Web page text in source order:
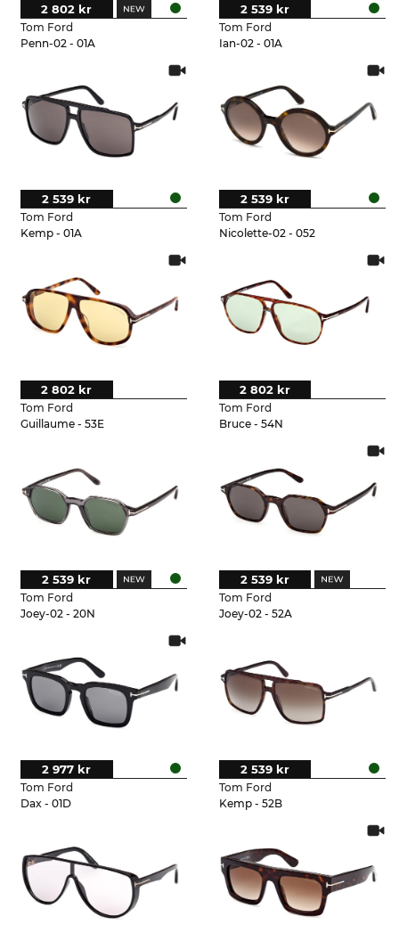
Tom Ford
Penn-02 - 01A
2 802 kr
Tom Ford
Ian-02 - 01A
2 539 kr
Tom Ford
Kemp - 01A
2 539 kr
Tom Ford
Nicolette-02 - 052
2 539 kr
Tom Ford
Guillaume - 53E
2 802 kr
Tom Ford
Bruce - 54N
2 802 kr
Tom Ford
Joey-02 - 20N
2 539 kr
Tom Ford
Joey-02 - 52A
2 539 kr
Tom Ford
Dax - 01D
2 977 kr
Tom Ford
Kemp - 52B
2 539 kr